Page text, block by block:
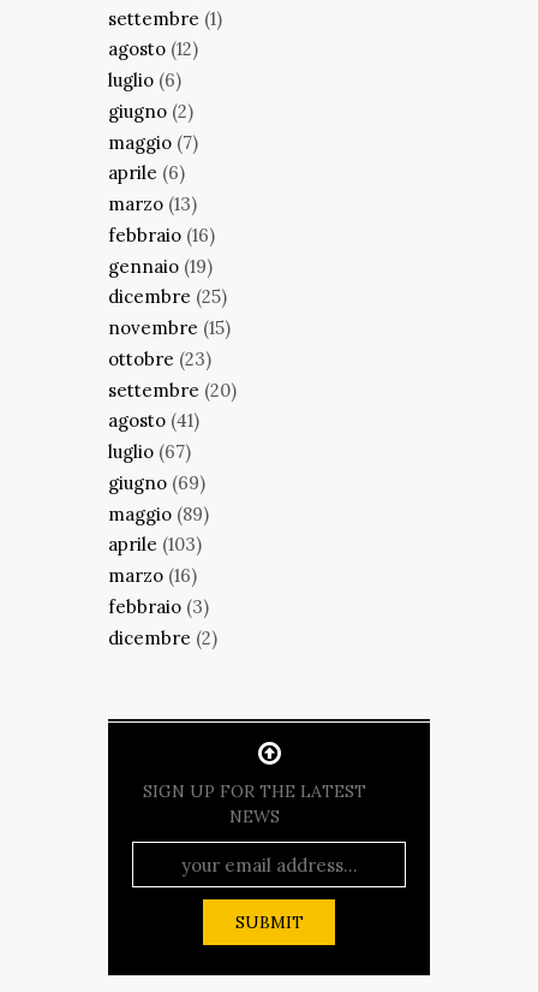
settembre (1)
agosto (12)
luglio (6)
giugno (2)
maggio (7)
aprile (6)
marzo (13)
febbraio (16)
gennaio (19)
dicembre (25)
novembre (15)
ottobre (23)
settembre (20)
agosto (41)
luglio (67)
giugno (69)
maggio (89)
aprile (103)
marzo (16)
febbraio (3)
dicembre (2)
SIGN UP FOR THE LATEST
NEWS